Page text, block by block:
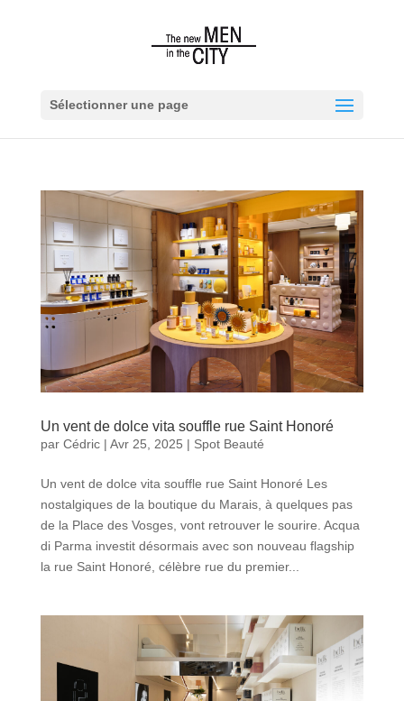
Sélectionner une page
Un vent de dolce vita souffle rue Saint Honoré
par Cédric| Avr 25, 2025 | Spot Beauté
Un vent de dolce vita souffle rue Saint Honoré Les
nostalgiques de la boutique du Marais, à quelques pas
de la Place des Vosges, vont retrouver le sourire. Acqua
di Parma investit désormais avec son nouveau flagship
la rue Saint Honoré, célèbre rue du premier...